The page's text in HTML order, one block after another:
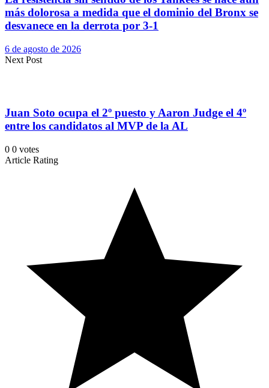
más dolorosa a medida que el dominio del Bronx se
desvanece en la derrota por 3-1
6 de agosto de 2026
Next Post
Juan Soto ocupa el 2º puesto y Aaron Judge el 4º
entre los candidatos al MVP de la AL
0 0 votes
Article Rating